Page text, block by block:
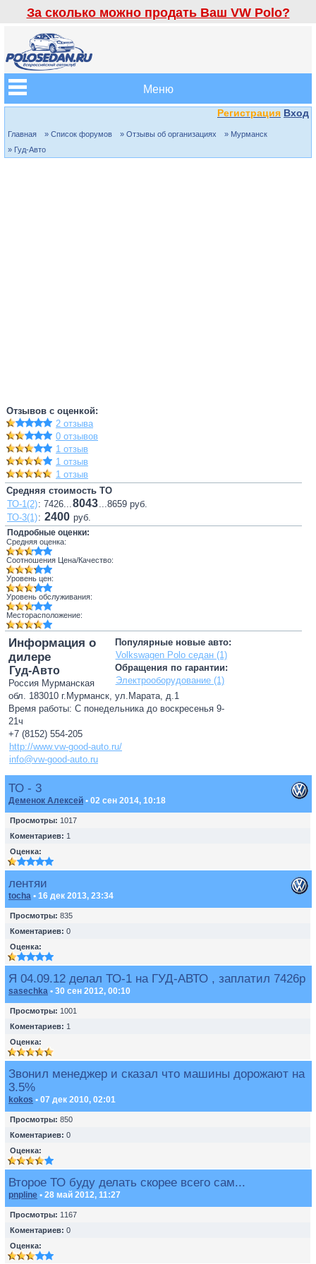
За сколько можно продать Ваш VW Polo?
Меню
Регистрация Вход
Главная » Список форумов » Отзывы об организациях
» Мурманск
» Гуд-Авто
Отзывов с оценкой:
2 отзыва
0 отзывов
1 отзыв
1 отзыв
1 отзыв
Средняя стоимость ТО
ТО-1(2): 7426...8043...8659 руб.
ТО-3(1): 2400 руб.
Подробные оценки:
Средняя оценка:
Соотношения Цена/Качество:
Уровень цен:
Уровень обслуживания:
Месторасположение:
Популярные новые авто:
Volkswagen Polo седан (1)
Обращения по гарантии:
Электрооборудование (1)
Информация о
дилере
Гуд-Авто
Россия Мурманская
обл. 183010 г.Мурманск, ул.Марата, д.1
Время работы: С понедельника до воскресенья 9-
21ч
+7 (8152) 554-205
http://www.vw-good-auto.ru/
info@vw-good-auto.ru
ТО - 3
Деменок Алексей • 02 сен 2014, 10:18
Просмотры: 1017
Коментариев: 1
Оценка:
лентяи
toсha • 16 дек 2013, 23:34
Просмотры: 835
Коментариев: 0
Оценка:
Я 04.09.12 делал ТО-1 на ГУД-АВТО , заплатил 7426р
sasechka • 30 сен 2012, 00:10
Просмотры: 1001
Коментариев: 1
Оценка:
Звонил менеджер и сказал что машины дорожают на
3.5%
kokos • 07 дек 2010, 02:01
Просмотры: 850
Коментариев: 0
Оценка:
Второе ТО буду делать скорее всего сам...
pnpline • 28 май 2012, 11:27
Просмотры: 1167
Коментариев: 0
Оценка: